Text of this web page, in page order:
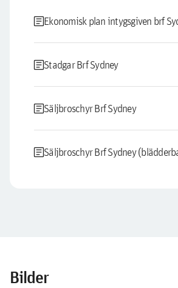
articleEkonomisk plan intygsgiven brf
articleStadgar Brf Sydney
articleSäljbroschyr Brf Sydney
articleSäljbroschyr Brf Sydney
Bilder